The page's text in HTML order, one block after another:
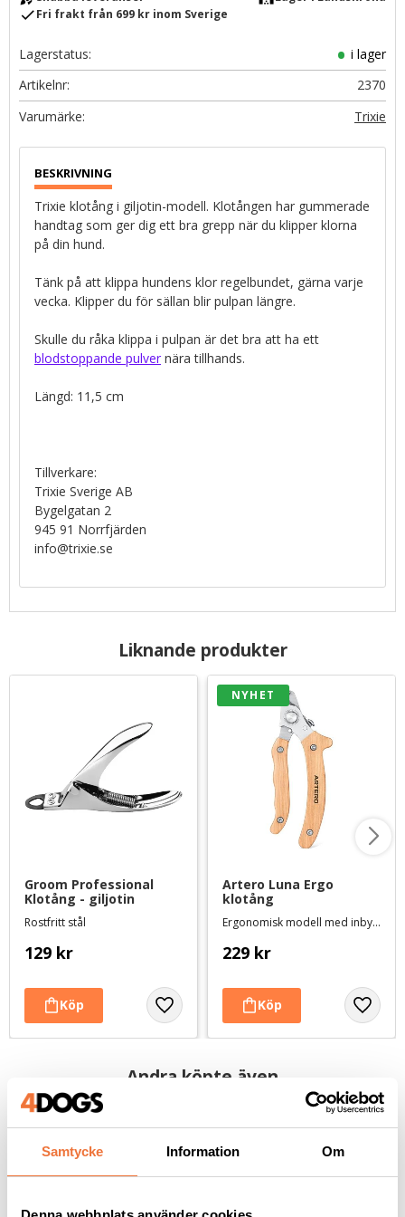
Samtycke Information Om
checkFri frakt från 699 kr inom Sverige
Lagerstatus
i lager
Artikelnr
2370
Trixie
Trixie klotång i giljotin-modell. Klotången har gummerade
handtag som ger dig ett bra grepp när du klipper klorna
på din hund.
Tänk på att klippa hundens klor regelbundet, gärna varje
vecka. Klipper du för sällan blir pulpan längre.
Skulle du råka klippa i pulpan är det bra att ha ett
blodstoppande pulver nära tillhands.
Längd: 11,5 cm
Tillverkare:
Trixie Sverige AB
Bygelgatan 2
945 91 Norrfjärden
info@trixie.se
Liknande produkter
Groom Professional
Klotång - giljotin
Rostfritt stål
129 kr
Artero Luna Ergo
klotång
Ergonomisk modell med inbyggd fjäder
229 kr
NYHET
Andra köpte även